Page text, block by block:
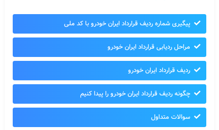
پیگیری شماره ردیف قرارداد ایران خودرو با کد ملی
مراحل ردیابی قرارداد ایران خودرو
ردیف قرارداد ایران خودرو
چگونه ردیف قرارداد ایران خودرو را پیدا کنیم
سوالات متداول